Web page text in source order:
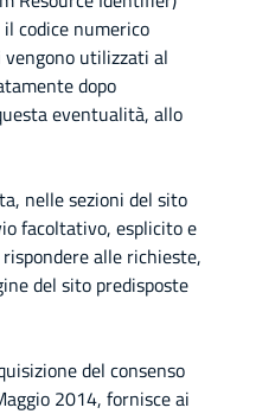
codice numerico
utilizzati al
dopo
eventualità, allo
nelle sezioni del sito
facoltativo, esplicito e
alle richieste,
del sito predisposte
del consenso
2014, fornisce ai